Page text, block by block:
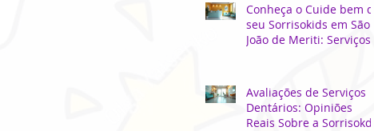
Conheça o Cuide bem do
seu Sorrisokids em São
João de Meriti: Serviços
Avaliações de Serviços
Dentários: Opiniões
Reais Sobre a Sorrisokds